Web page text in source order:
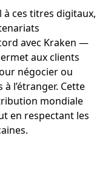
à ces titres digitaux,
avec Kraken —
aux clients
négocier ou
l’étranger. Cette
mondiale
en respectant les